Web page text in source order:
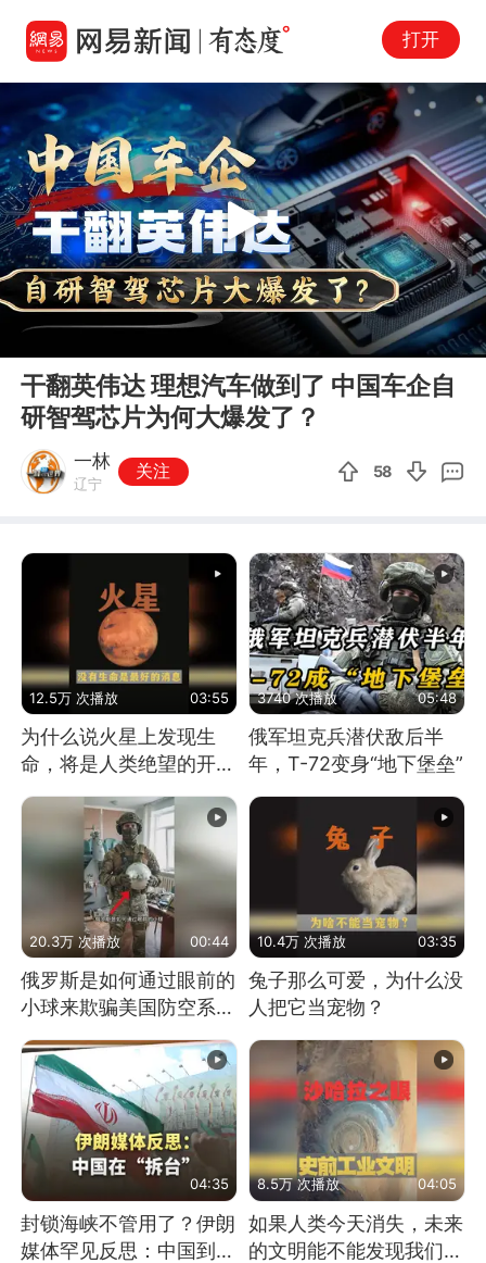
打开
03:58
Play
干翻英伟达 理想汽车做到了 中国车企自
研智驾芯片为何大爆发了？
一林
辽宁
关注 58
12.5万 次播放 03:55
为什么说火星上发现生
命，将是人类绝望的开
始？
3740 次播放 05:48
俄军坦克兵潜伏敌后半
年，T-72变身“地下堡垒”
20.3万 次播放 00:44
俄罗斯是如何通过眼前的
小球来欺骗美国防空系统
10.4万 次播放 03:35
兔子那么可爱，为什么没
人把它当宠物？
04:35
封锁海峡不管用了？伊朗
媒体罕见反思：中国到底
8.5万 次播放 04:05
如果人类今天消失，未来
的文明能不能发现我们存